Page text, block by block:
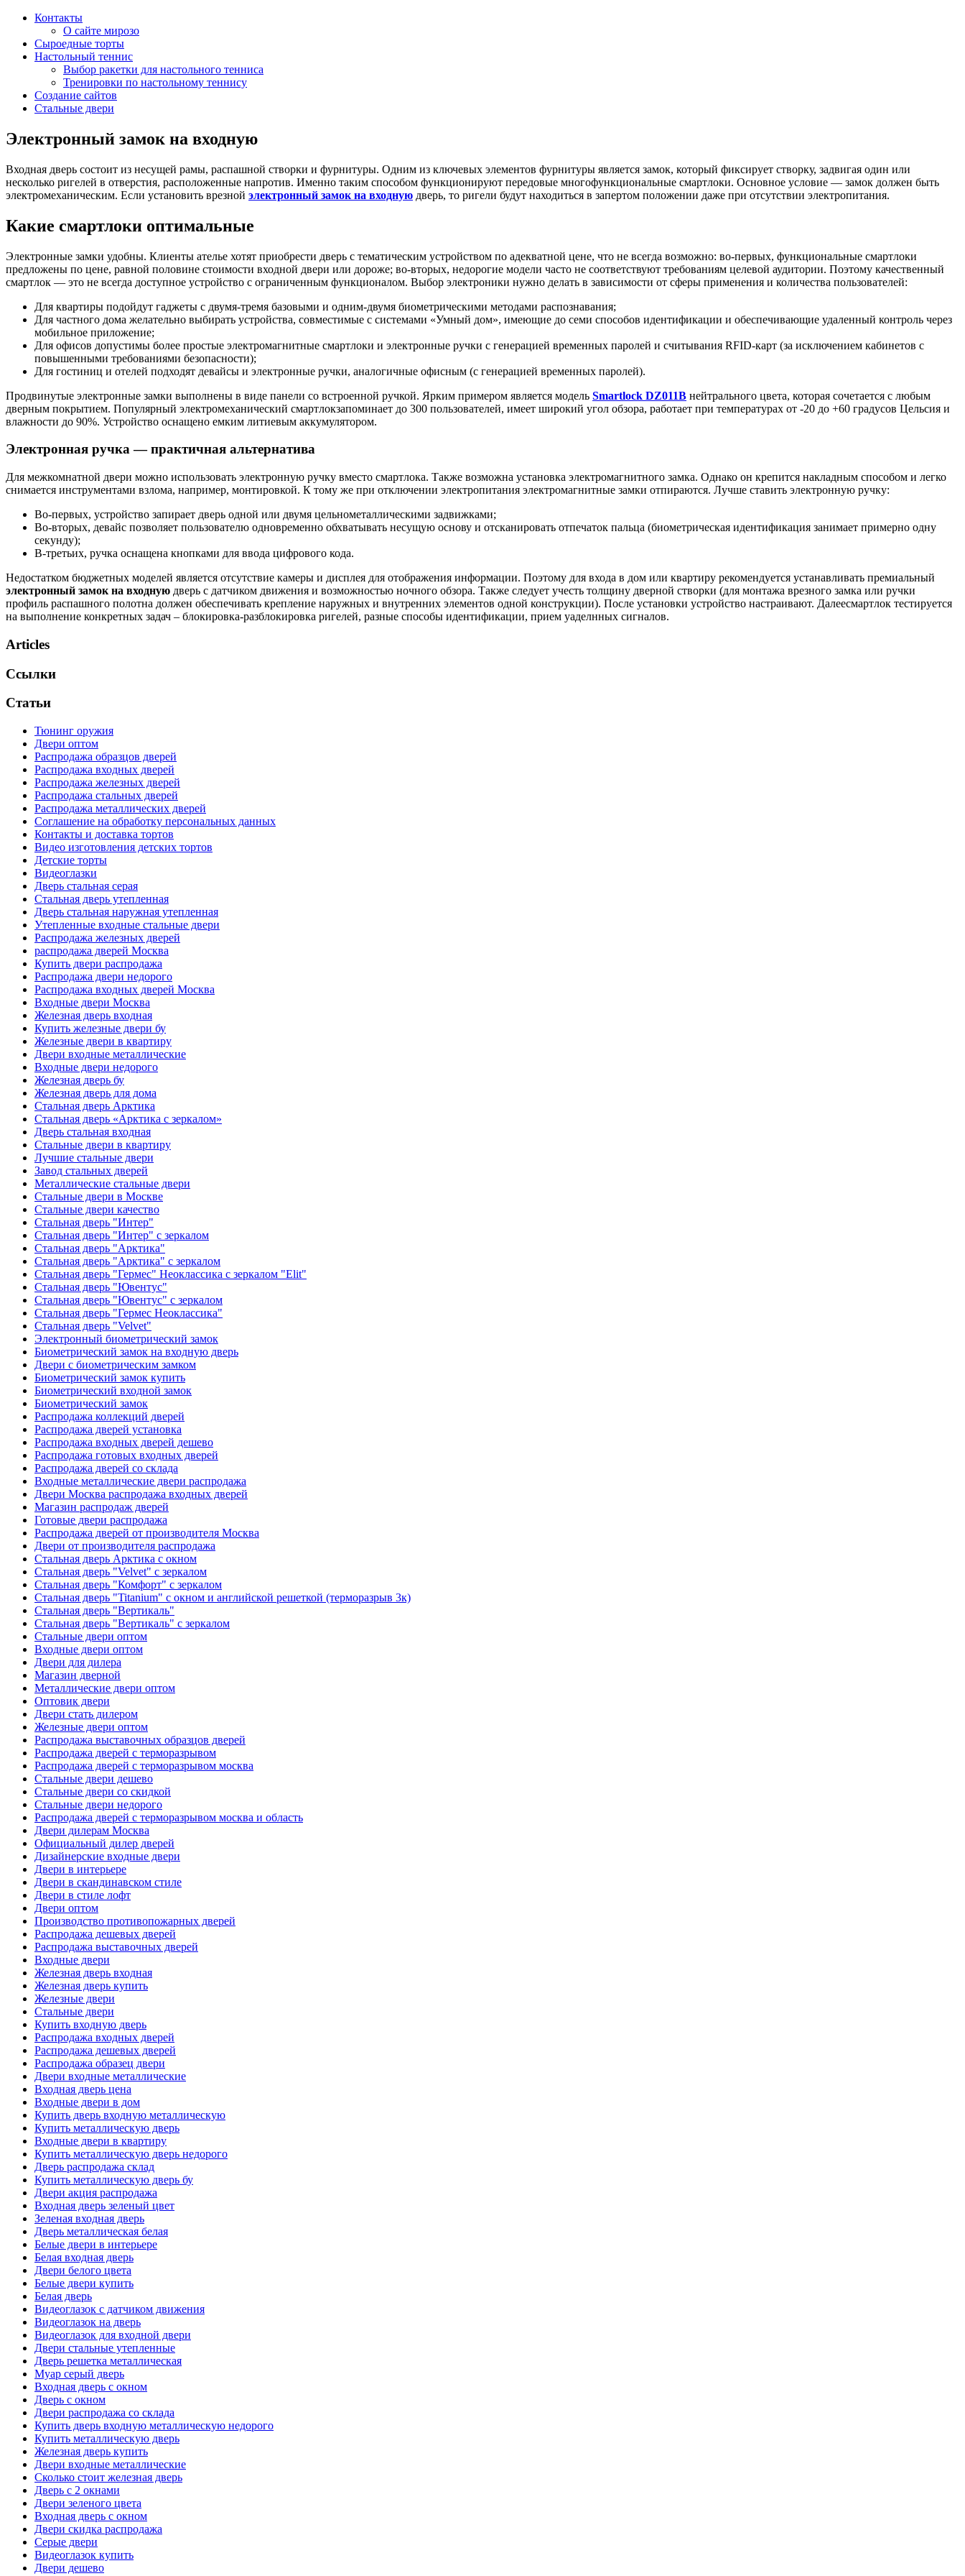
Контакты
О сайте мирозо
Сыроедные торты
Настольный теннис
Выбор ракетки для настольного тенниса
Тренировки по настольному теннису
Создание сайтов
Стальные двери
Электронный замок на входную
Входная дверь состоит из несущей рамы, распашной створки и фурнитуры. Одним из ключевых элементов фурнитуры является замок, который фиксирует створку, задвигая один или
несколько ригелей в отверстия, расположенные напротив. Именно таким способом функционируют передовые многофункциональные смартлоки. Основное условие — замок должен быть
электромеханическим. Если установить врезной электронный замок на входную дверь, то ригели будут находиться в запертом положении даже при отсутствии электропитания.
Какие смартлоки оптимальные
Электронные замки удобны. Клиенты ателье хотят приобрести дверь с тематическим устройством по адекватной цене, что не всегда возможно: во-первых, функциональные смартлоки
предложены по цене, равной половине стоимости входной двери или дороже; во-вторых, недорогие модели часто не соответствуют требованиям целевой аудитории. Поэтому качественный
смартлок — это не всегда доступное устройство с ограниченным функционалом. Выбор электроники нужно делать в зависимости от сферы применения и количества пользователей:
Для квартиры подойдут гаджеты с двумя-тремя базовыми и одним-двумя биометрическими методами распознавания;
Для частного дома желательно выбирать устройства, совместимые с системами «Умный дом», имеющие до семи способов идентификации и обеспечивающие удаленный контроль через
мобильное приложение;
Для офисов допустимы более простые электромагнитные смартлоки и электронные ручки с генерацией временных паролей и считывания RFID-карт (за исключением кабинетов с
повышенными требованиями безопасности);
Для гостиниц и отелей подходят девайсы и электронные ручки, аналогичные офисным (с генерацией временных паролей).
Продвинутые электронные замки выполнены в виде панели со встроенной ручкой. Ярким примером является модель Smartlock DZ011B нейтрального цвета, которая сочетается с любым
дверным покрытием. Популярный электромеханический смартлокзапоминает до 300 пользователей, имеет широкий угол обзора, работает при температурах от -20 до +60 градусов Цельсия и
влажности до 90%. Устройство оснащено емким литиевым аккумулятором.
Электронная ручка — практичная альтернатива
Для межкомнатной двери можно использовать электронную ручку вместо смартлока. Также возможна установка электромагнитного замка. Однако он крепится накладным способом и легко
снимается инструментами взлома, например, монтировкой. К тому же при отключении электропитания электромагнитные замки отпираются. Лучше ставить электронную ручку:
Во-первых, устройство запирает дверь одной или двумя цельнометаллическими задвижками;
Во-вторых, девайс позволяет пользователю одновременно обхватывать несущую основу и отсканировать отпечаток пальца (биометрическая идентификация занимает примерно одну
секунду);
В-третьих, ручка оснащена кнопками для ввода цифрового кода.
Недостатком бюджетных моделей является отсутствие камеры и дисплея для отображения информации. Поэтому для входа в дом или квартиру рекомендуется устанавливать премиальный
электронный замок на входную дверь с датчиком движения и возможностью ночного обзора. Также следует учесть толщину дверной створки (для монтажа врезного замка или ручки
профиль распашного полотна должен обеспечивать крепление наружных и внутренних элементов одной конструкции). После установки устройство настраивают. Далеесмартлок тестируется
на выполнение конкретных задач – блокировка-разблокировка ригелей, разные способы идентификации, прием уаделнных сигналов.
Articles
Ссылки
Статьи
Тюнинг оружия
Двери оптом
Распродажа образцов дверей
Распродажа входных дверей
Распродажа железных дверей
Распродажа стальных дверей
Распродажа металлических дверей
Соглашение на обработку персональных данных
Контакты и доставка тортов
Видео изготовления детских тортов
Детские торты
Видеоглазки
Дверь стальная серая
Стальная дверь утепленная
Дверь стальная наружная утепленная
Утепленные входные стальные двери
Распродажа железных дверей
распродажа дверей Москва
Купить двери распродажа
Распродажа двери недорого
Распродажа входных дверей Москва
Входные двери Москва
Железная дверь входная
Купить железные двери бу
Железные двери в квартиру
Двери входные металлические
Входные двери недорого
Железная дверь бу
Железная дверь для дома
Стальная дверь Арктика
Стальная дверь «Арктика с зеркалом»
Дверь стальная входная
Стальные двери в квартиру
Лучшие стальные двери
Завод стальных дверей
Металлические стальные двери
Стальные двери в Москве
Стальные двери качество
Стальная дверь "Интер"
Стальная дверь "Интер" с зеркалом
Стальная дверь "Арктика"
Стальная дверь "Арктика" с зеркалом
Стальная дверь "Гермес" Неоклассика с зеркалом "Elit"
Стальная дверь "Ювентус"
Стальная дверь "Ювентус" с зеркалом
Стальная дверь "Гермес Неоклассика"
Стальная дверь "Velvet"
Электронный биометрический замок
Биометрический замок на входную дверь
Двери с биометрическим замком
Биометрический замок купить
Биометрический входной замок
Биометрический замок
Распродажа коллекций дверей
Распродажа дверей установка
Распродажа входных дверей дешево
Распродажа готовых входных дверей
Распродажа дверей со склада
Входные металлические двери распродажа
Двери Москва распродажа входных дверей
Магазин распродаж дверей
Готовые двери распродажа
Распродажа дверей от производителя Москва
Двери от производителя распродажа
Стальная дверь Арктика с окном
Стальная дверь "Velvet" с зеркалом
Стальная дверь "Комфорт" с зеркалом
Стальная дверь "Titanium" с окном и английской решеткой (терморазрыв 3к)
Стальная дверь "Вертикаль"
Стальная дверь "Вертикаль" с зеркалом
Стальные двери оптом
Входные двери оптом
Двери для дилера
Магазин дверной
Металлические двери оптом
Оптовик двери
Двери стать дилером
Железные двери оптом
Распродажа выставочных образцов дверей
Распродажа дверей с терморазрывом
Распродажа дверей с терморазрывом москва
Стальные двери дешево
Стальные двери со скидкой
Стальные двери недорого
Распродажа дверей с терморазрывом москва и область
Двери дилерам Москва
Официальный дилер дверей
Дизайнерские входные двери
Двери в интерьере
Двери в скандинавском стиле
Двери в стиле лофт
Двери оптом
Производство противопожарных дверей
Распродажа дешевых дверей
Распродажа выставочных дверей
Входные двери
Железная дверь входная
Железная дверь купить
Железные двери
Стальные двери
Купить входную дверь
Распродажа входных дверей
Распродажа дешевых дверей
Распродажа образец двери
Двери входные металлические
Входная дверь цена
Входные двери в дом
Купить дверь входную металлическую
Купить металлическую дверь
Входные двери в квартиру
Купить металлическую дверь недорого
Дверь распродажа склад
Купить металлическую дверь бу
Двери акция распродажа
Входная дверь зеленый цвет
Зеленая входная дверь
Дверь металлическая белая
Белые двери в интерьере
Белая входная дверь
Двери белого цвета
Белые двери купить
Белая дверь
Видеоглазок с датчиком движения
Видеоглазок на дверь
Видеоглазок для входной двери
Двери стальные утепленные
Дверь решетка металлическая
Муар серый дверь
Входная дверь с окном
Дверь с окном
Двери распродажа со склада
Купить дверь входную металлическую недорого
Купить металлическую дверь
Железная дверь купить
Двери входные металлические
Сколько стоит железная дверь
Дверь с 2 окнами
Двери зеленого цвета
Входная дверь с окном
Двери скидка распродажа
Серые двери
Видеоглазок купить
Двери дешево